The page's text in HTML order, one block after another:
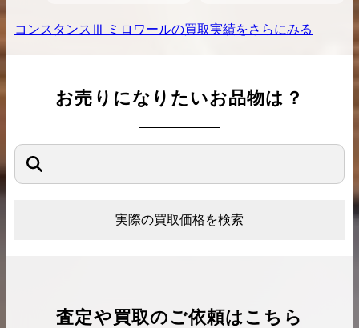
コンスタンスⅢ ミロワールの買取実績をさらにみる
お売りになりたいお品物は？
実際の買取価格を検索
査定や買取のご依頼はこちら